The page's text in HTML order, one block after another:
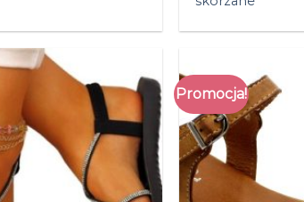
Promocja!